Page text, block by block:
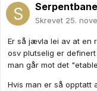
Serpentbane
Skrevet 25.
Er så jævla lei av at en
osv plutselig er
man går mot det
Hvis man er så opptatt